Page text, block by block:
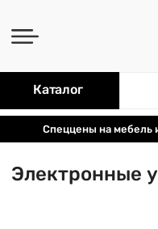
Каталог
Спеццены на мебель
Электронные